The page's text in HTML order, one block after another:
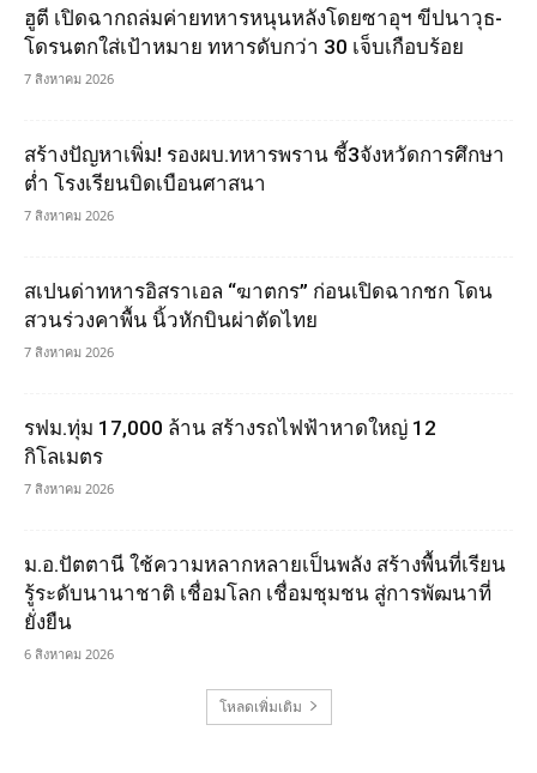
ฮูตี เปิดฉากถล่มค่ายทหารหนุนหลังโดยซาอุฯ ขีปนาวุธ-
โดรนตกใส่เป้าหมาย ทหารดับกว่า 30 เจ็บเกือบร้อย
7 สิงหาคม 2026
สร้างปัญหาเพิ่ม! รองผบ.ทหารพราน ชี้3จังหวัดการศึกษา
ต่ำ โรงเรียนบิดเบือนศาสนา
7 สิงหาคม 2026
สเปนด่าทหารอิสราเอล “ฆาตกร” ก่อนเปิดฉากชก โดน
สวนร่วงคาพื้น นิ้วหักบินผ่าตัดไทย
7 สิงหาคม 2026
รฟม.ทุ่ม 17,000 ล้าน สร้างรถไฟฟ้าหาดใหญ่ 12
กิโลเมตร
7 สิงหาคม 2026
ม.อ.ปัตตานี ใช้ความหลากหลายเป็นพลัง สร้างพื้นที่เรียน
รู้ระดับนานาชาติ เชื่อมโลก เชื่อมชุมชน สู่การพัฒนาที่
ยั่งยืน
6 สิงหาคม 2026
โหลดเพิ่มเติม